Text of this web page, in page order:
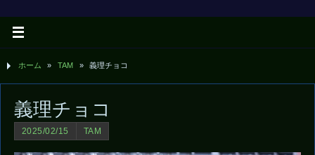
ホーム » TAM » 義理チョコ
義理チョコ
2025/02/15 TAM